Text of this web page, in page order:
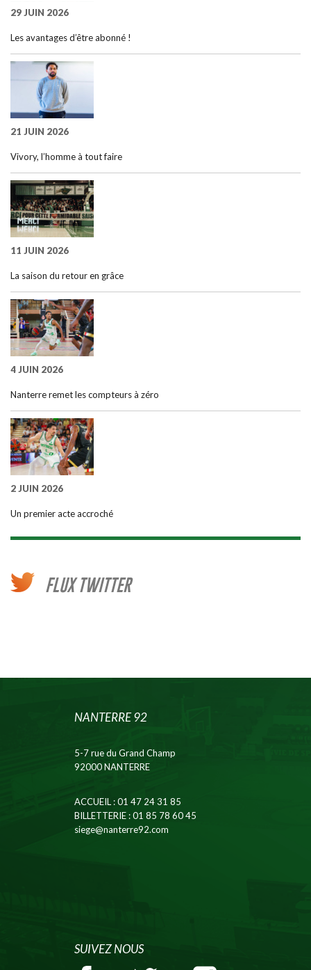
29 JUIN 2026
Les avantages d’être abonné !
21 JUIN 2026
Vivory, l’homme à tout faire
11 JUIN 2026
La saison du retour en grâce
4 JUIN 2026
Nanterre remet les compteurs à zéro
2 JUIN 2026
Un premier acte accroché
FLUX TWITTER
NANTERRE 92
5-7 rue du Grand Champ
92000 NANTERRE
ACCUEIL: 01 47 24 31 85
BILLETTERIE: 01 85 78 60 45
siege@nanterre92.com
SUIVEZ NOUS